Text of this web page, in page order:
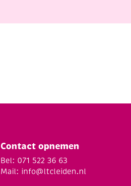
Contact opnemen
Bel: 071 522 36 63
Mail: info@ltcleiden.nl